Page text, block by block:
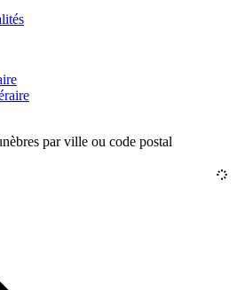
par ville ou code postal